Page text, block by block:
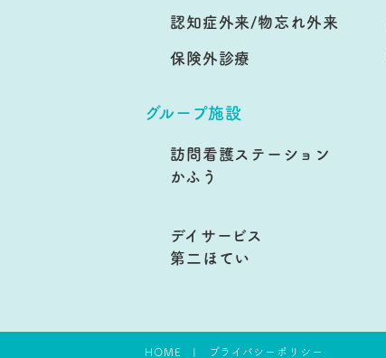
認知症外来/物忘れ外来
保険外診療
グループ施設
訪問看護ステーション
かふう
デイサービス
第二ほてい
HOME プライバシーポリシー